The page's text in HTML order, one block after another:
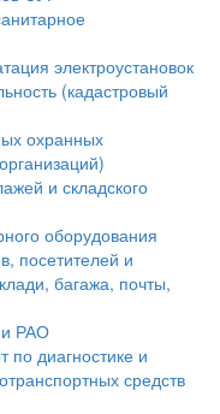
электроустановок
(кадастровый
охранных
и складского
оборудования
посетителей и
багажа, почты,
и РАО
по диагностике и
средств